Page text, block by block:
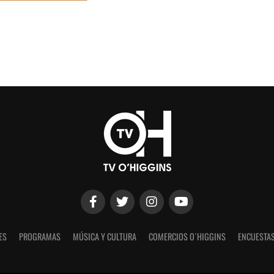
PROGRAMAS MÚSICA Y CULTURA COMERCIOS O´HIGGINS